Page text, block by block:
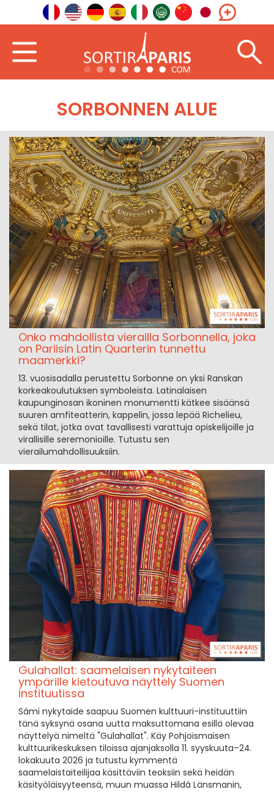
SORBONNEN ALUE
Onko mahdollista vierailla Sorbonnella, joka
on Pariisin Latin Quarterin tunnettu
maamerkki?
13. vuosisadalla perustettu Sorbonne on yksi Ranskan
korkeakoulutuksen symboleista. Latinalaisen
kaupunginosan ikoninen monumentti kätkee sisäänsä
suuren amfiteatterin, kappelin, jossa lepää Richelieu,
sekä tilat, jotka ovat tavallisesti varattuja opiskelijoille ja
virallisille seremonioille. Tutustu sen
vierailumahdollisuuksiin.
Gulahallat: saamelaisen nykytaiteen
ympärille kietoutuva näyttely Suomen
instituutissa
Sámi nykytaide saapuu Suomen kulttuuri-instituuttiin
tänä syksynä osana uutta maksuttomana esillä olevaa
näyttelyä nimeltä "Gulahallat". Käy Pohjoismaisen
kulttuurikeskuksen tiloissa ajanjaksolla 11. syyskuuta–24.
lokakuuta 2026 ja tutustu kymmentä
saamelaistaiteilijaa käsittäviin teoksiin sekä heidän
käsityöläisyyteensä, muun muassa Hildá Länsmanin,